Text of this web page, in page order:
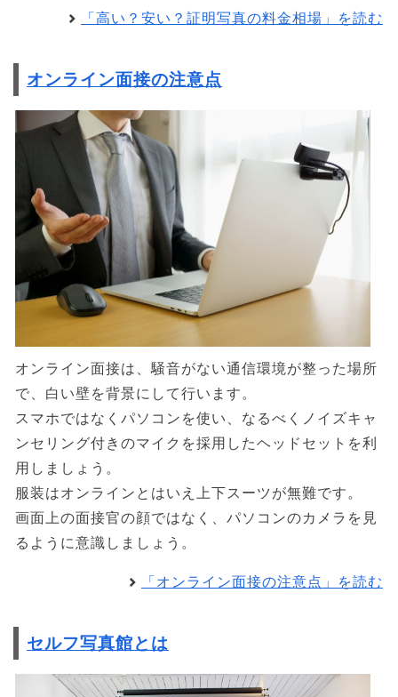
「高い？安い？証明写真の料金相場」を読む
オンライン面接の注意点
オンライン面接は、騒音がない通信環境が整った場所
で、白い壁を背景にして行います。
スマホではなくパソコンを使い、なるべくノイズキャ
ンセリング付きのマイクを採用したヘッドセットを利
用しましょう。
服装はオンラインとはいえ上下スーツが無難です。
画面上の面接官の顔ではなく、パソコンのカメラを見
るように意識しましょう。
「オンライン面接の注意点」を読む
セルフ写真館とは